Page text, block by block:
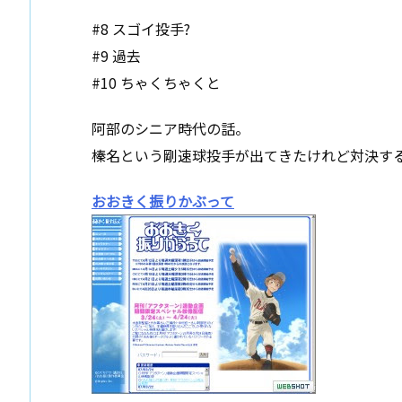
#8 スゴイ投手?
#9 過去
#10 ちゃくちゃくと
阿部のシニア時代の話。
榛名という剛速球投手が出てきたけれど対決す
おおきく振りかぶって